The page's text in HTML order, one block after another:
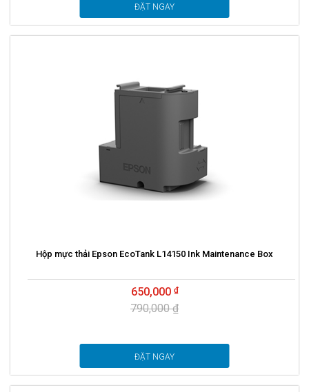
ĐẶT NGAY
Hộp mực thải Epson EcoTank L14150 Ink Maintenance Box
650,000
790,000 ₫
ĐẶT NGAY